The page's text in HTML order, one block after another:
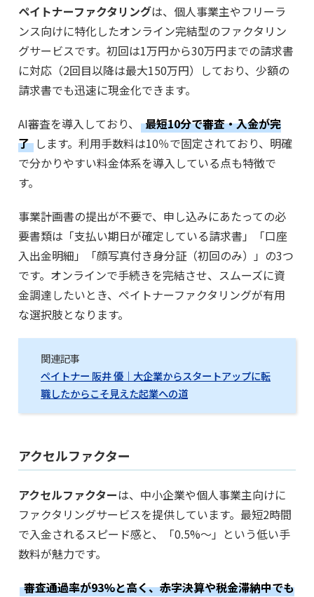
​ペイトナーファクタリングは、個人事業主やフリーラ
ンス向けに特化したオンライン完結型のファクタリン
グサービスです。初回は1万円から30万円までの請求書
に対応（2回目以降は最大150万円）しており、​少額の
請求書でも迅速に現金化できます。
AI審査を導入しており、
最短10分で審査・入金が完
了 します。​利用手数料は10％で固定されており、明確
で分かりやすい料金体系を導入している点も特徴で
す。
事業計画書の提出が不要で、申し込みにあたっての必
要書類は「支払い期日が確定している請求書」「口座
入出金明細」「顔写真付き身分証（初回のみ）」の3つ
です。オンラインで手続きを完結させ、スムーズに資
金調達したいとき、ペイトナーファクタリングが有用
な選択肢となります。
関連記事
ペイトナー 阪井 優｜大企業からスタートアップに転
職したからこそ見えた起業への道
アクセルファクター
アクセルファクターは、中小企業や個人事業主向けに
ファクタリングサービスを提供しています。最短2時間
で入金されるスピード感と、「0.5%～」という低い手
数料が魅力です。
審査通過率が93%と高く、赤字決算や税金滞納中でも